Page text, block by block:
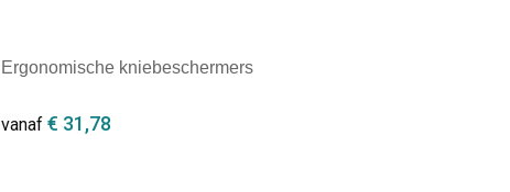
Ergonomische kniebeschermers
vanaf € 31,78